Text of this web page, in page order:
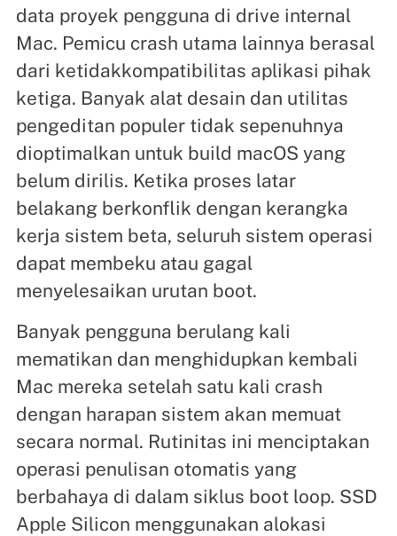
data proyek pengguna di drive internal
Mac. Pemicu crash utama lainnya berasal
dari ketidakkompatibilitas aplikasi pihak
ketiga. Banyak alat desain dan utilitas
pengeditan populer tidak sepenuhnya
dioptimalkan untuk build macOS yang
belum dirilis. Ketika proses latar
belakang berkonflik dengan kerangka
kerja sistem beta, seluruh sistem operasi
dapat membeku atau gagal
menyelesaikan urutan boot.
Banyak pengguna berulang kali
mematikan dan menghidupkan kembali
Mac mereka setelah satu kali crash
dengan harapan sistem akan memuat
secara normal. Rutinitas ini menciptakan
operasi penulisan otomatis yang
berbahaya di dalam siklus boot loop. SSD
Apple Silicon menggunakan alokasi